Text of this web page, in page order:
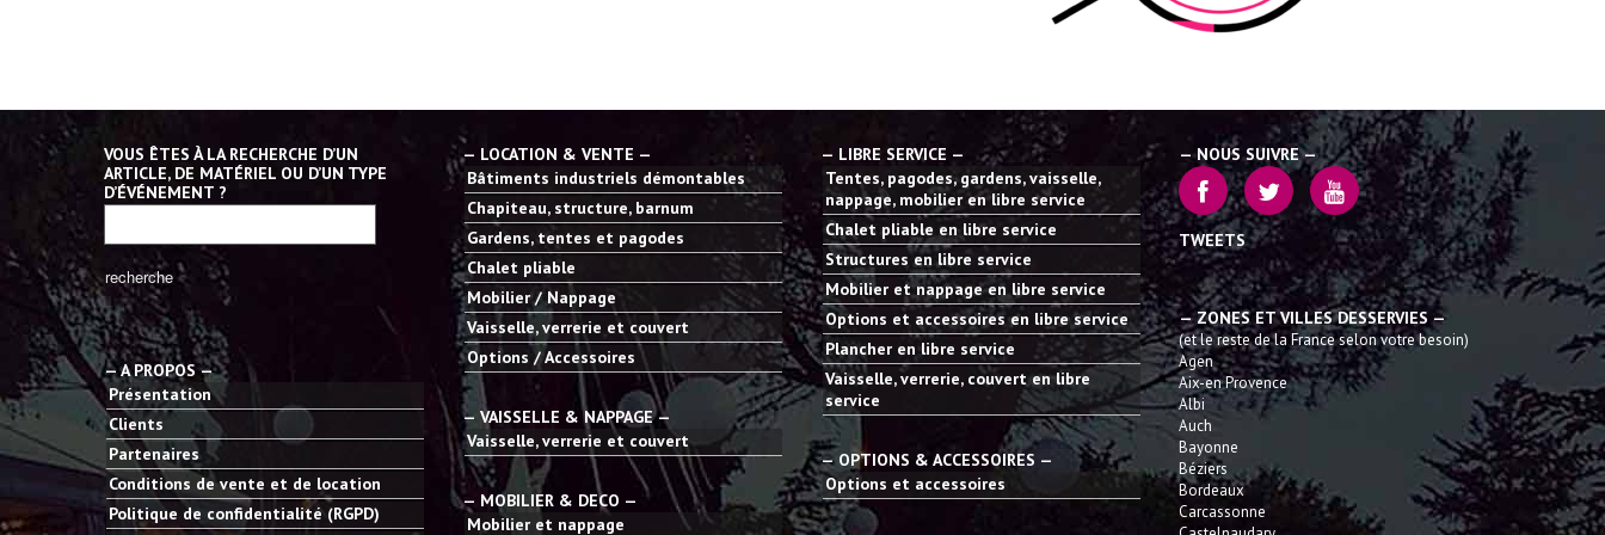
VOUS ÊTES À LA RECHERCHE D’UN
ARTICLE, DE MATÉRIEL OU D’UN TYPE
D’ÉVÉNEMENT ?
— A PROPOS —
Présentation
Clients
Partenaires
Conditions de vente et de location
Politique de confidentialité (RGPD)
— LOCATION & VENTE —
Bâtiments industriels démontables
Chapiteau, structure, barnum
Gardens, tentes et pagodes
Chalet pliable
Mobilier / Nappage
Vaisselle, verrerie et couvert
Options / Accessoires
— VAISSELLE & NAPPAGE —
Vaisselle, verrerie et couvert
— MOBILIER & DECO —
Mobilier et nappage
— LIBRE SERVICE —
Tentes, pagodes, gardens, vaisselle,
nappage, mobilier en libre service
Chalet pliable en libre service
Structures en libre service
Mobilier et nappage en libre service
Options et accessoires en libre service
Plancher en libre service
Vaisselle, verrerie, couvert en libre
service
— OPTIONS & ACCESSOIRES —
Options et accessoires
— NOUS SUIVRE —
TWEETS
— ZONES ET VILLES DESSERVIES —
(et le reste de la France selon votre besoin)
Agen
Aix-en Provence
Albi
Auch
Bayonne
Béziers
Bordeaux
Carcassonne